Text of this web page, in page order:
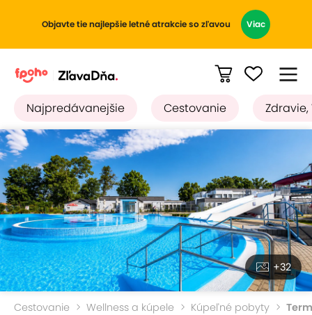
Objavte tie najlepšie letné atrakcie so zľavou Viac
Najpredávanejšie Cestovanie Zdravie,
+32
Cestovanie Wellness a kúpele Kúpeľné pobyty